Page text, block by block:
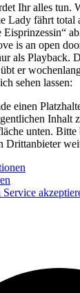
Ihr alles tun.
Lady fährt total
is an open
als Playback.
er
sehen lassen:
einen
Inhalt
unten. Bitte
Drittanbieter